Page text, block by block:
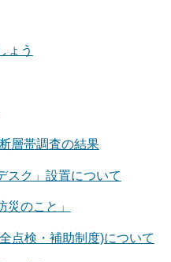
ょう
層帯調査の結果
スク」設置について
のこと」
点検・補助制度)について